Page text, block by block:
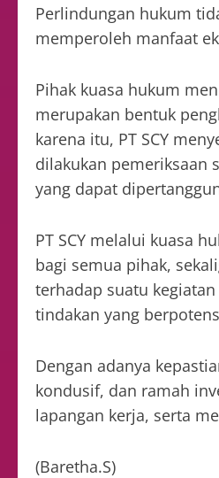
Perlindungan hukum
memperoleh manfaat
Pihak kuasa hukum
merupakan bentuk
karena itu, PT SCY
dilakukan pemeriksaan
yang dapat
PT SCY melalui kuasa
bagi semua pihak,
terhadap suatu
tindakan yang
Dengan adanya
kondusif, dan ramah
lapangan kerja, serta
(Baretha.S)